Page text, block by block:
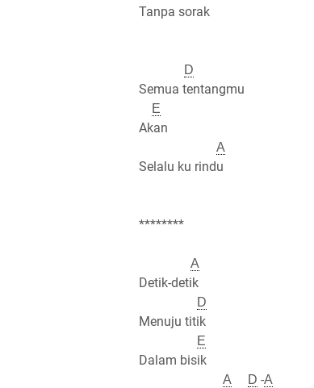
Tanpa sorak
D
Semua tentangmu
E
Akan
A
Selalu ku rindu
********
A
Detik-detik
D
Menuju titik
E
Dalam bisik
A D -A